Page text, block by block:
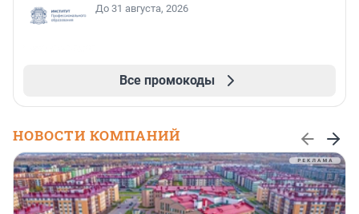
До 31 августа, 2026
Все промокоды
НОВОСТИ КОМПАНИЙ